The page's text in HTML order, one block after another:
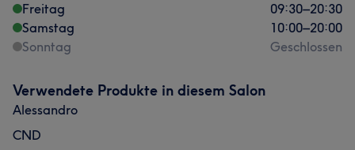
Freitag
09:30–20:30
Samstag
10:00–20:00
Sonntag
Geschlossen
Verwendete Produkte in diesem Salon
Alessandro
CND